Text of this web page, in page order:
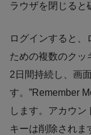
ラウザを閉じると
ログインすると
ための複数のクッ
2日間持続し、画
す。”Remember
します。アカウン
キーは削除されま